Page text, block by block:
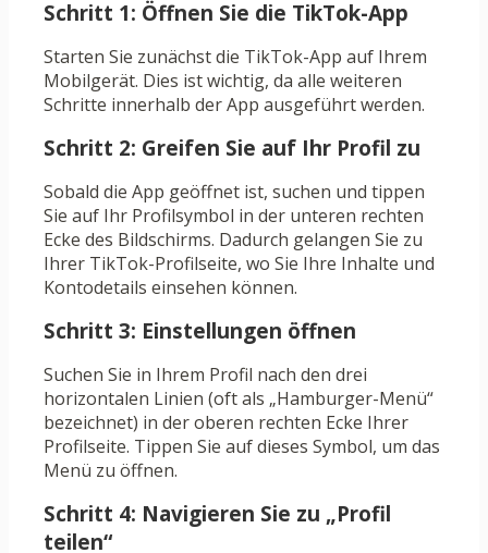
Schritt 1: Öffnen Sie die TikTok-App
Starten Sie zunächst die TikTok-App auf Ihrem
Mobilgerät. Dies ist wichtig, da alle weiteren
Schritte innerhalb der App ausgeführt werden.
Schritt 2: Greifen Sie auf Ihr Profil zu
Sobald die App geöffnet ist, suchen und tippen
Sie auf Ihr Profilsymbol in der unteren rechten
Ecke des Bildschirms. Dadurch gelangen Sie zu
Ihrer TikTok-Profilseite, wo Sie Ihre Inhalte und
Kontodetails einsehen können.
Schritt 3: Einstellungen öffnen
Suchen Sie in Ihrem Profil nach den drei
horizontalen Linien (oft als „Hamburger-Menü“
bezeichnet) in der oberen rechten Ecke Ihrer
Profilseite. Tippen Sie auf dieses Symbol, um das
Menü zu öffnen.
Schritt 4: Navigieren Sie zu „Profil
teilen“